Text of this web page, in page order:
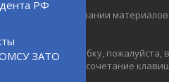
РФ
ОМСУ ЗАТО
использовании
на странице ошибку, пожалуйста,
фразу и нажмите сочетание